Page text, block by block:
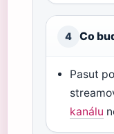
4 Co
Pasut
kanálu